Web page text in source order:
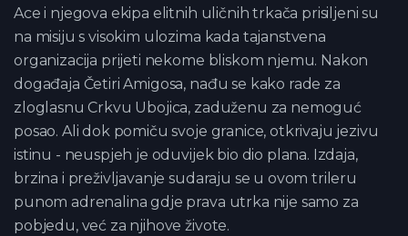
Ace i njegova ekipa elitnih uličnih trkača prisiljeni su
na misiju s visokim ulozima kada tajanstvena
organizacija prijeti nekome bliskom njemu. Nakon
događaja Četiri Amigosa, nađu se kako rade za
zloglasnu Crkvu Ubojica, zaduženu za nemoguć
posao. Ali dok pomiču svoje granice, otkrivaju jezivu
istinu - neuspjeh je oduvijek bio dio plana. Izdaja,
brzina i preživljavanje sudaraju se u ovom trileru
punom adrenalina gdje prava utrka nije samo za
pobjedu, već za njihove živote.